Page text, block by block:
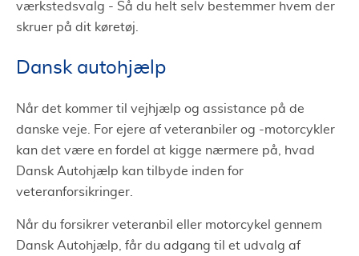
værkstedsvalg - Så du helt selv bestemmer hvem der
skruer på dit køretøj.
Dansk autohjælp
Når det kommer til vejhjælp og assistance på de
danske veje. For ejere af veteranbiler og -motorcykler
kan det være en fordel at kigge nærmere på, hvad
Dansk Autohjælp kan tilbyde inden for
veteranforsikringer.
Når du forsikrer veteranbil eller motorcykel gennem
Dansk Autohjælp, får du adgang til et udvalg af